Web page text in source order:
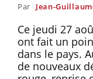
Par Jean-
Ce jeudi 27
ont fait un
dans le pays.
de nouveaux